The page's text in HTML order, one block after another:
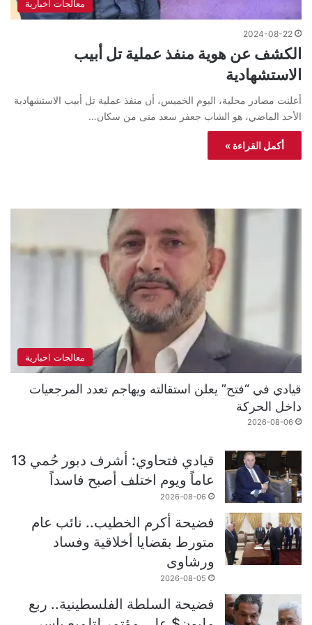
معالجات اخبارية
2024-08-22
الكشف عن هوية منفذ عملية تل أبيب
الاستشهادية
أعلنت مصادر محلية، اليوم الخميس، أن منفذ عملية تل أبيب الاستشهادية
الأحد الماضي، هو الشاب جعفر سعد منى من سكان…
أكمل القراءة »
معالجات اخبارية
قيادي في “فتح” يعلن استقالته ويهاجم تعدد المرجعيات
داخل الحركة
2026-08-06
قيادي فتحاوي: أشرف دبور حُمي 13
عاماً ويوم اختلف أصبح فاسداً
2026-08-06
فضيحة أكرم الخطيب.. نائب عام
متورط بقضايا أخلاقية وفساد
ورشاوى
2026-08-05
فضيحة السلطة الفلسطينية.. ربع